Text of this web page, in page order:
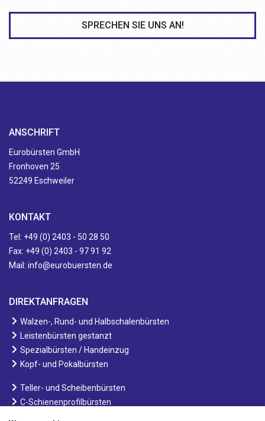
SPRECHEN SIE UNS AN!
ANSCHRIFT
Eurobürsten GmbH
Fronhoven 25
52249 Eschweiler
KONTAKT
Tel: +49 (0) 2403 - 50 28 50
Fax: +49 (0) 2403 - 97 91 92
Mail: info@eurobuersten.de
DIREKTANFRAGEN
Walzen-, Rund- und Halbschalenbürsten
Leistenbürsten gestanzt
Spezialbürsten / Handeinzug
Kopf- und Pokalbürsten
Teller- und Scheibenbürsten
C-Schienenprofilbürsten